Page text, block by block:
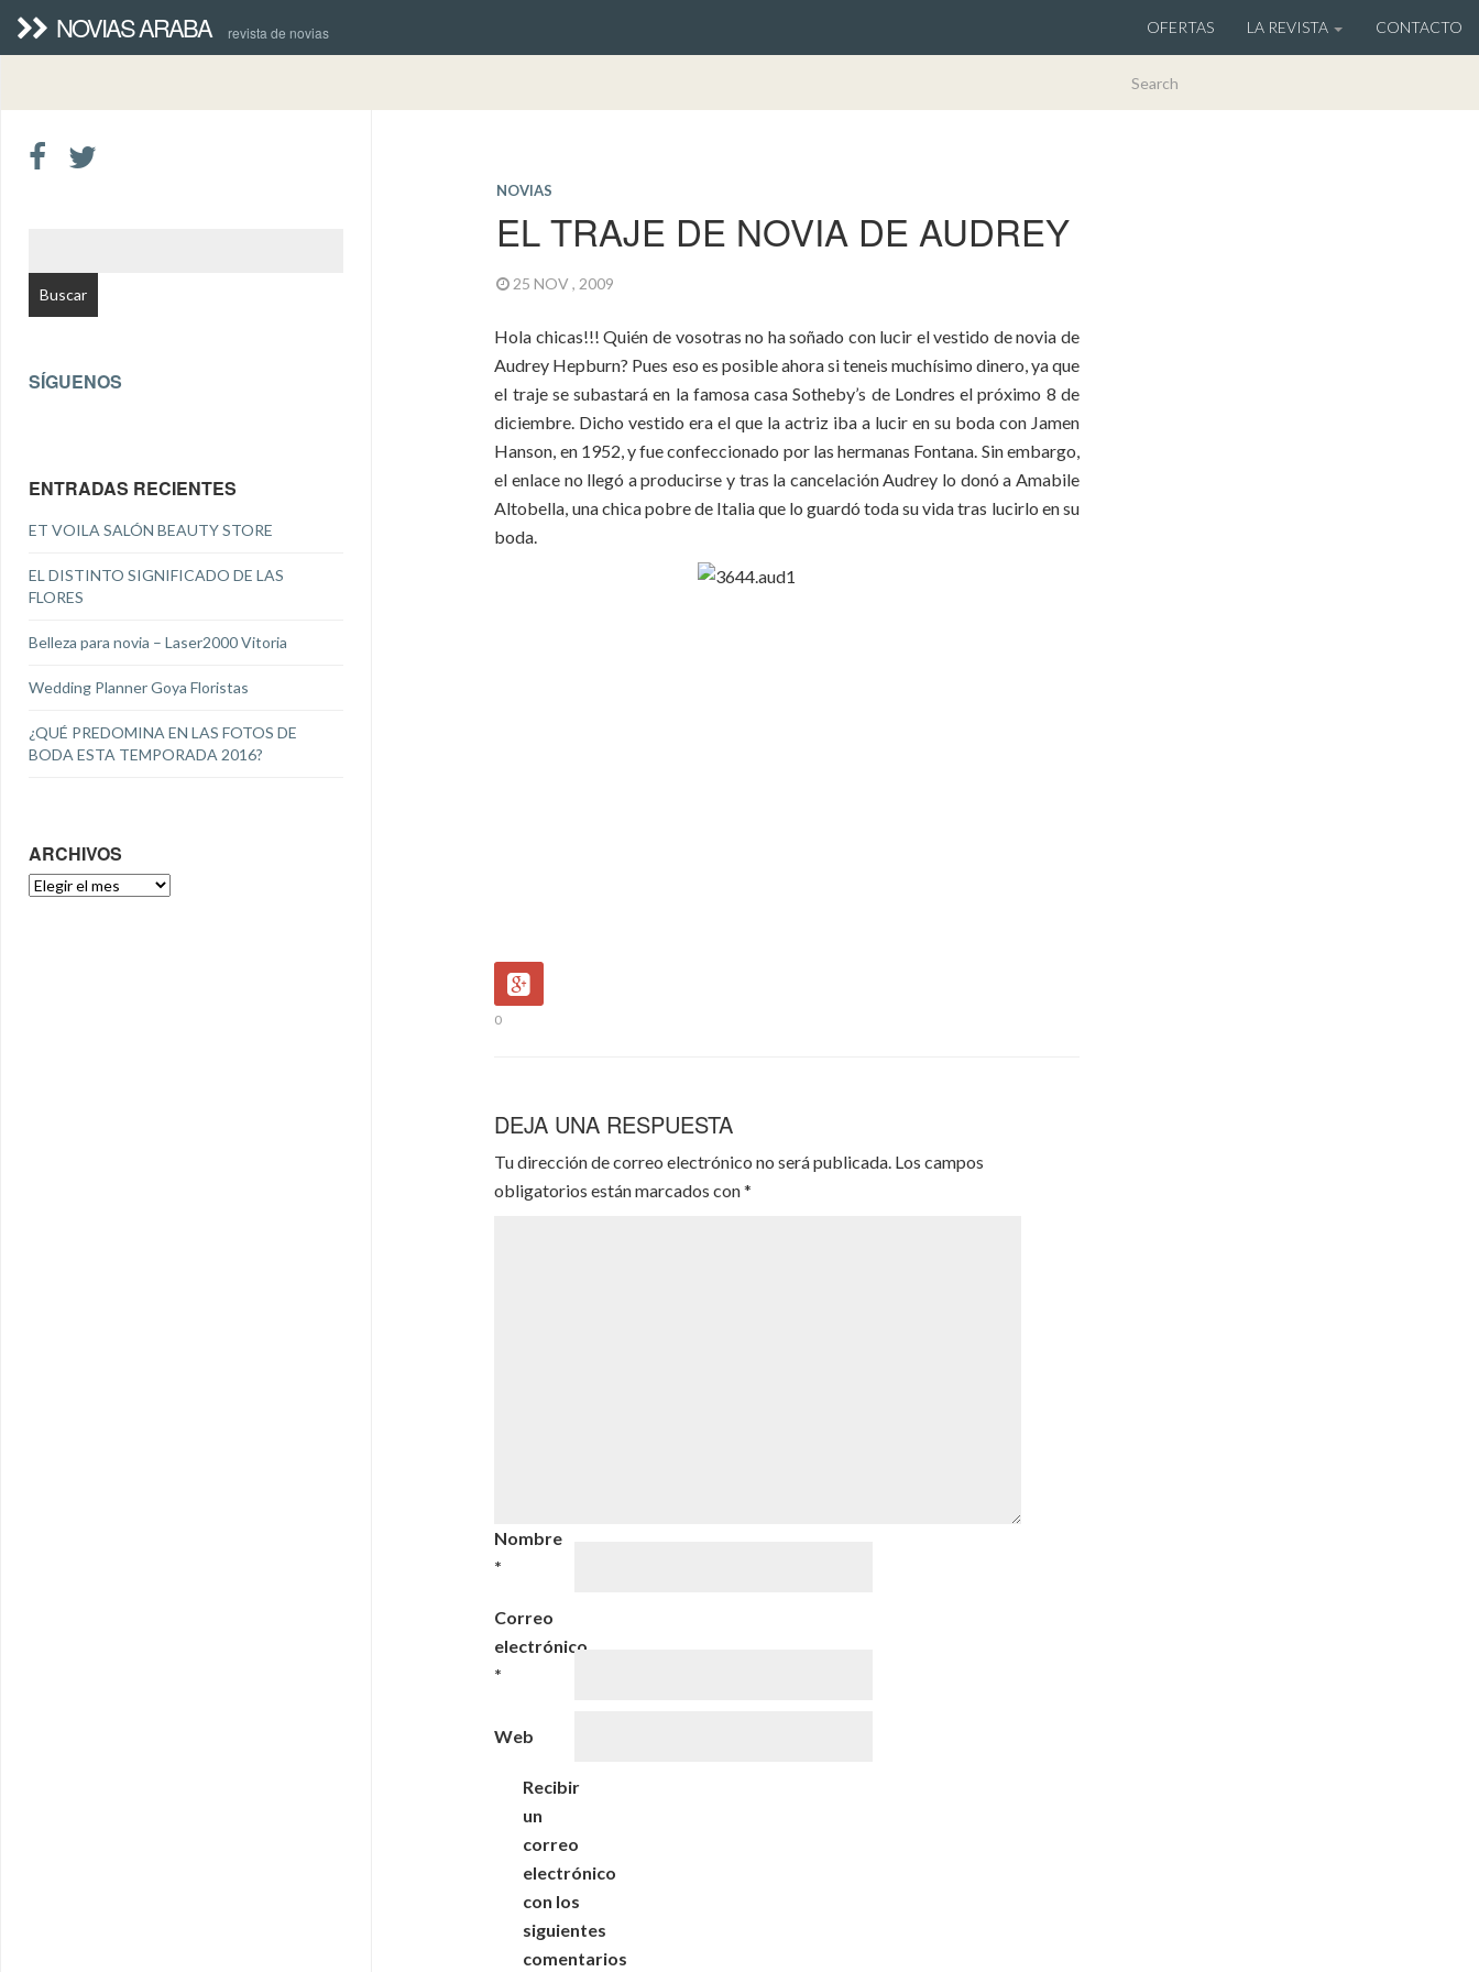
NOVIAS ARABA revista de novias OFERTAS LA REVISTA CONTACTO
NOVIAS
EL TRAJE DE NOVIA DE AUDREY
25 NOV , 2009
Hola chicas!!! Quién de vosotras no ha soñado con lucir el vestido de novia de
Audrey Hepburn? Pues eso es posible ahora si teneis muchísimo dinero, ya que
el traje se subastará en la famosa casa Sotheby’s de Londres el próximo 8 de
diciembre. Dicho vestido era el que la actriz iba a lucir en su boda con Jamen
Hanson, en 1952, y fue confeccionado por las hermanas Fontana. Sin embargo,
el enlace no llegó a producirse y tras la cancelación Audrey lo donó a Amabile
Altobella, una chica pobre de Italia que lo guardó toda su vida tras lucirlo en su
boda.
0
DEJA UNA RESPUESTA
Tu dirección de correo electrónico no será publicada. Los campos
obligatorios están marcados con*
Nombre
*
Correo
electrónico
*
Web
Recibir
un
correo
electrónico
con los
siguientes
comentarios
SÍGUENOS
ENTRADAS RECIENTES
ET VOILA SALÓN BEAUTY STORE
EL DISTINTO SIGNIFICADO DE LAS
FLORES
Belleza para novia – Laser2000 Vitoria
Wedding Planner Goya Floristas
¿QUÉ PREDOMINA EN LAS FOTOS DE
BODA ESTA TEMPORADA 2016?
ARCHIVOS
ARCHIVOS